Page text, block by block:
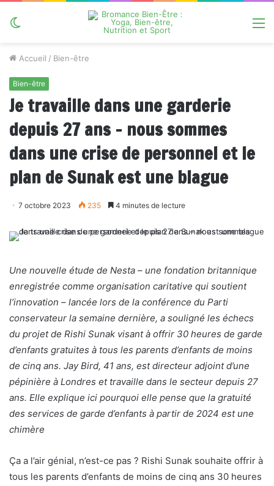
Accueil / Bien-être
Bien-être
Je travaille dans une garderie
depuis 27 ans – nous sommes
dans une crise de personnel et le
plan de Sunak est une blague
7 octobre 2023 235 4 minutes de lecture
Une nouvelle étude de Nesta – une fondation britannique
enregistrée comme organisation caritative qui soutient
l’innovation – lancée lors de la conférence du Parti
conservateur la semaine dernière, a souligné les échecs
du projet de Rishi Sunak visant à offrir 30 heures de garde
d’enfants gratuites à tous les parents d’enfants de moins
de cinq ans. Jay Bird, 41 ans, est directeur adjoint d’une
pépinière à Londres et travaille dans le secteur depuis 27
ans. Elle explique ici pourquoi elle pense que la gratuité
des services de garde d’enfants à partir de 2024 est une
chimère
Ça a l’air génial, n’est-ce pas ? Rishi Sunak souhaite offrir à
tous les parents d’enfants de moins de cinq ans 30 heures